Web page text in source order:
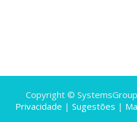
Copyright ©
Privacidade | Sugestões |